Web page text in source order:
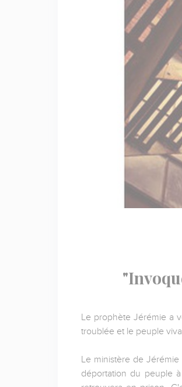
Le prophète Jérémie a
troublée et le peuple
Le ministère de
déportation du peuple